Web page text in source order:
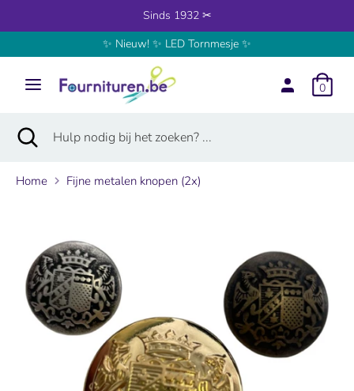
naar
✨ Nieuw! ✨ LED Tornmesje ✨
0
nodig
zoeken?
Zoeken Hulp
het
Zoekopdracht
sluiten
Home Fijne metalen knopen (2x)